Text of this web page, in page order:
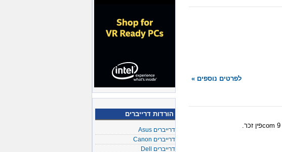
הורדות דרייברים
דרייברים Asus
דרייברים Canon
דרייברים Dell
לפרטים נוספים »